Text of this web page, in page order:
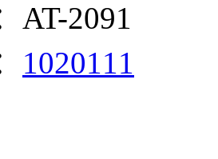
AT-2091
1020111